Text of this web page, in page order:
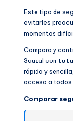
Este tipo de
evitarles
momentos
Compara y
Sauzal con
rápida y
acceso a todos
Comparar